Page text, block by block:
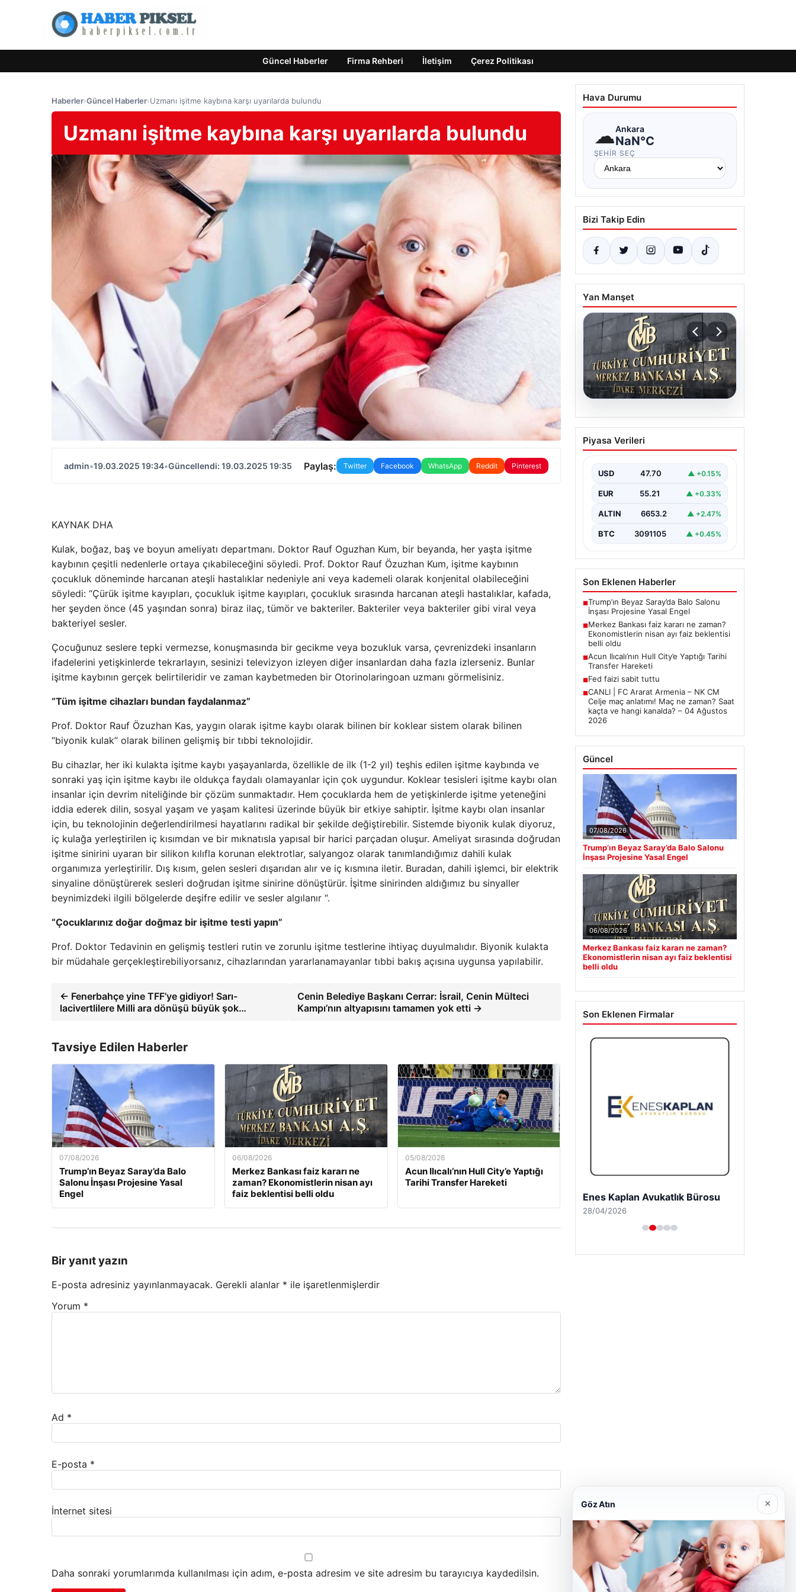
Güncel Haberler Firma Rehberi İletişim Çerez Politikası
Haberler›Güncel Haberler›Uzmanı işitme kaybına karşı uyarılarda bulundu
Uzmanı işitme kaybına karşı uyarılarda bulundu
admin•19.03.2025 19:34•Güncellendi: 19.03.2025 19:35 Paylaş: Twitter Facebook WhatsApp Reddit Pinterest
KAYNAK DHA
Kulak, boğaz, baş ve boyun ameliyatı departmanı. Doktor Rauf Oguzhan Kum, bir beyanda, her yaşta işitme
kaybının çeşitli nedenlerle ortaya çıkabileceğini söyledi. Prof. Doktor Rauf Özuzhan Kum, işitme kaybının
çocukluk döneminde harcanan ateşli hastalıklar nedeniyle ani veya kademeli olarak konjenital olabileceğini
söyledi: “Çürük işitme kayıpları, çocukluk işitme kayıpları, çocukluk sırasında harcanan ateşli hastalıklar, kafada,
her şeyden önce (45 yaşından sonra) biraz ilaç, tümör ve bakteriler. Bakteriler veya bakteriler gibi viral veya
bakteriyel sesler.
Çocuğunuz seslere tepki vermezse, konuşmasında bir gecikme veya bozukluk varsa, çevrenizdeki insanların
ifadelerini yetişkinlerde tekrarlayın, sesinizi televizyon izleyen diğer insanlardan daha fazla izlerseniz. Bunlar
işitme kaybının gerçek belirtileridir ve zaman kaybetmeden bir Otorinolaringoan uzmanı görmelisiniz.
“Tüm işitme cihazları bundan faydalanmaz”
Prof. Doktor Rauf Özuzhan Kas, yaygın olarak işitme kaybı olarak bilinen bir koklear sistem olarak bilinen
“biyonik kulak” olarak bilinen gelişmiş bir tıbbi teknolojidir.
Bu cihazlar, her iki kulakta işitme kaybı yaşayanlarda, özellikle de ilk (1-2 yıl) teşhis edilen işitme kaybında ve
sonraki yaş için işitme kaybı ile oldukça faydalı olamayanlar için çok uygundur. Koklear tesisleri işitme kaybı olan
insanlar için devrim niteliğinde bir çözüm sunmaktadır. Hem çocuklarda hem de yetişkinlerde işitme yeteneğini
iddia ederek dilin, sosyal yaşam ve yaşam kalitesi üzerinde büyük bir etkiye sahiptir. İşitme kaybı olan insanlar
için, bu teknolojinin değerlendirilmesi hayatlarını radikal bir şekilde değiştirebilir. Sistemde biyonik kulak diyoruz,
iç kulağa yerleştirilen iç kısımdan ve bir mıknatısla yapısal bir harici parçadan oluşur. Ameliyat sırasında doğrudan
işitme sinirini uyaran bir silikon kılıfla korunan elektrotlar, salyangoz olarak tanımlandığımız dahili kulak
organımıza yerleştirilir. Dış kısım, gelen sesleri dışarıdan alır ve iç kısmına iletir. Buradan, dahili işlemci, bir elektrik
sinyaline dönüştürerek sesleri doğrudan işitme sinirine dönüştürür. İşitme sinirinden aldığımız bu sinyaller
beynimizdeki ilgili bölgelerde deşifre edilir ve sesler algılanır “.
“Çocuklarınız doğar doğmaz bir işitme testi yapın”
Prof. Doktor Tedavinin en gelişmiş testleri rutin ve zorunlu işitme testlerine ihtiyaç duyulmalıdır. Biyonik kulakta
bir müdahale gerçekleştirebiliyorsanız, cihazlarından yararlanamayanlar tıbbi bakış açısına uygunsa yapılabilir.
← Fenerbahçe yine TFF’ye gidiyor! Sarı-
lacivertlilere Milli ara dönüşü büyük şok…
Cenin Belediye Başkanı Cerrar: İsrail, Cenin Mülteci
Kampı’nın altyapısını tamamen yok etti →
Tavsiye Edilen Haberler
07/08/2026
Trump’ın Beyaz Saray’da Balo
Salonu İnşası Projesine Yasal
Engel
06/08/2026
Merkez Bankası faiz kararı ne
zaman? Ekonomistlerin nisan ayı
faiz beklentisi belli oldu
05/08/2026
Acun Ilıcalı’nın Hull City’e Yaptığı
Tarihi Transfer Hareketi
Bir yanıt yazın
E-posta adresiniz yayınlanmayacak. Gerekli alanlar * ile işaretlenmişlerdir
Yorum *
Ad *
E-posta *
İnternet sitesi
Daha sonraki yorumlarımda kullanılması için adım, e-posta adresim ve site adresim bu tarayıcıya kaydedilsin.
Hava Durumu
☁Ankara
NaN°C
ŞEHIR SEÇ
Bizi Takip Edin
Yan Manşet
06.08.2026
Merkez Bankası faiz
kararı ne zaman?
faiz beklentisi belli oldu
Piyasa Verileri
USD 47.70 ▲ +0.15%
EUR 55.21 ▲ +0.33%
ALTIN 6653.2 ▲ +2.47%
BTC 3091105 ▲ +0.45%
Son Eklenen Haberler
■Trump’ın Beyaz Saray’da Balo Salonu
İnşası Projesine Yasal Engel
■Merkez Bankası faiz kararı ne zaman?
Ekonomistlerin nisan ayı faiz beklentisi
belli oldu
■Acun Ilıcalı’nın Hull City’e Yaptığı Tarihi
Transfer Hareketi
■Fed faizi sabit tuttu
■CANLI | FC Ararat Armenia – NK CM
Celje maç anlatımı! Maç ne zaman? Saat
kaçta ve hangi kanalda? – 04 Ağustos
2026
Güncel
07/08/2026
Trump’ın Beyaz Saray’da Balo Salonu
İnşası Projesine Yasal Engel
06/08/2026
Merkez Bankası faiz kararı ne zaman?
Ekonomistlerin nisan ayı faiz beklentisi
belli oldu
Son Eklenen Firmalar
Enes Kaplan Avukatlık Bürosu
28/04/2026
Göz Atın ×